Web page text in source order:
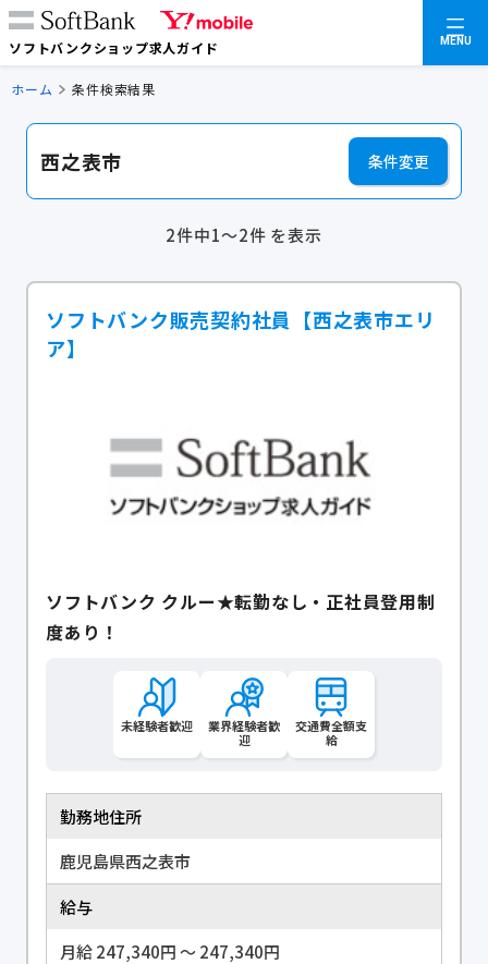
ソフトバンクショップ求人ガイド MENU
ホーム 条件検索結果
西之表市 条件変更
2件中1～2件 を表示
ソフトバンク販売契約社員【西之表市エリ
ア】
ソフトバンク クルー★転勤なし・正社員登用制
度あり！
未経験者歓迎
業界経験者歓
迎
交通費全額支
給
勤務地住所
鹿児島県西之表市
給与
月給 247,340円 〜 247,340円